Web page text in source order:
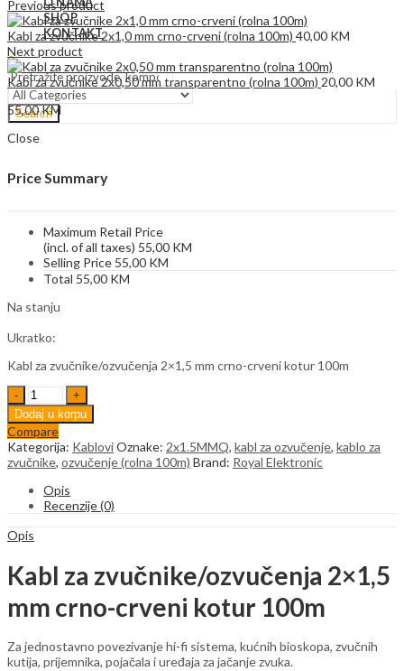
SHOP
KONTAKT
0
Search
Previous product
Kabl za zvučnike 2x1,0 mm crno-crveni (rolna 100m) 40,00 KM
Next product
Kabl za zvučnike 2x0,50 mm transparentno (rolna 100m) 20,00 KM
55,00KM
Close
Price Summary
Maximum Retail Price
(incl. of all taxes) 55,00 KM
Selling Price 55,00 KM
Total 55,00 KM
Na stanju
Ukratko:
Kabl za zvučnike/ozvučenja 2×1,5 mm crno-crveni kotur 100m
Kabl
za
zvučnike
2x1,5
mm
crno-
crveni
(rolna
100m)
quantity
Dodaj u korpu
Compare
Kategorija: KabloviOznake: 2x1.5MMQ, kabl za ozvučenje, kablo za
zvučnike, ozvučenje (rolna 100m) Brand: Royal Elektronic
Opis
Recenzije (0)
Opis
Kabl za zvučnike/ozvučenja 2×1,5
mm crno-crveni kotur 100m
Za jednostavno povezivanje hi-fi sistema, kućnih bioskopa, zvučnih
kutija, prijemnika, pojačala i uređaja za jačanje zvuka.